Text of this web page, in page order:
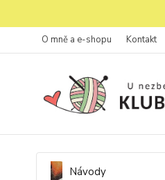
O mně a e-shopu Kontakt
Návody